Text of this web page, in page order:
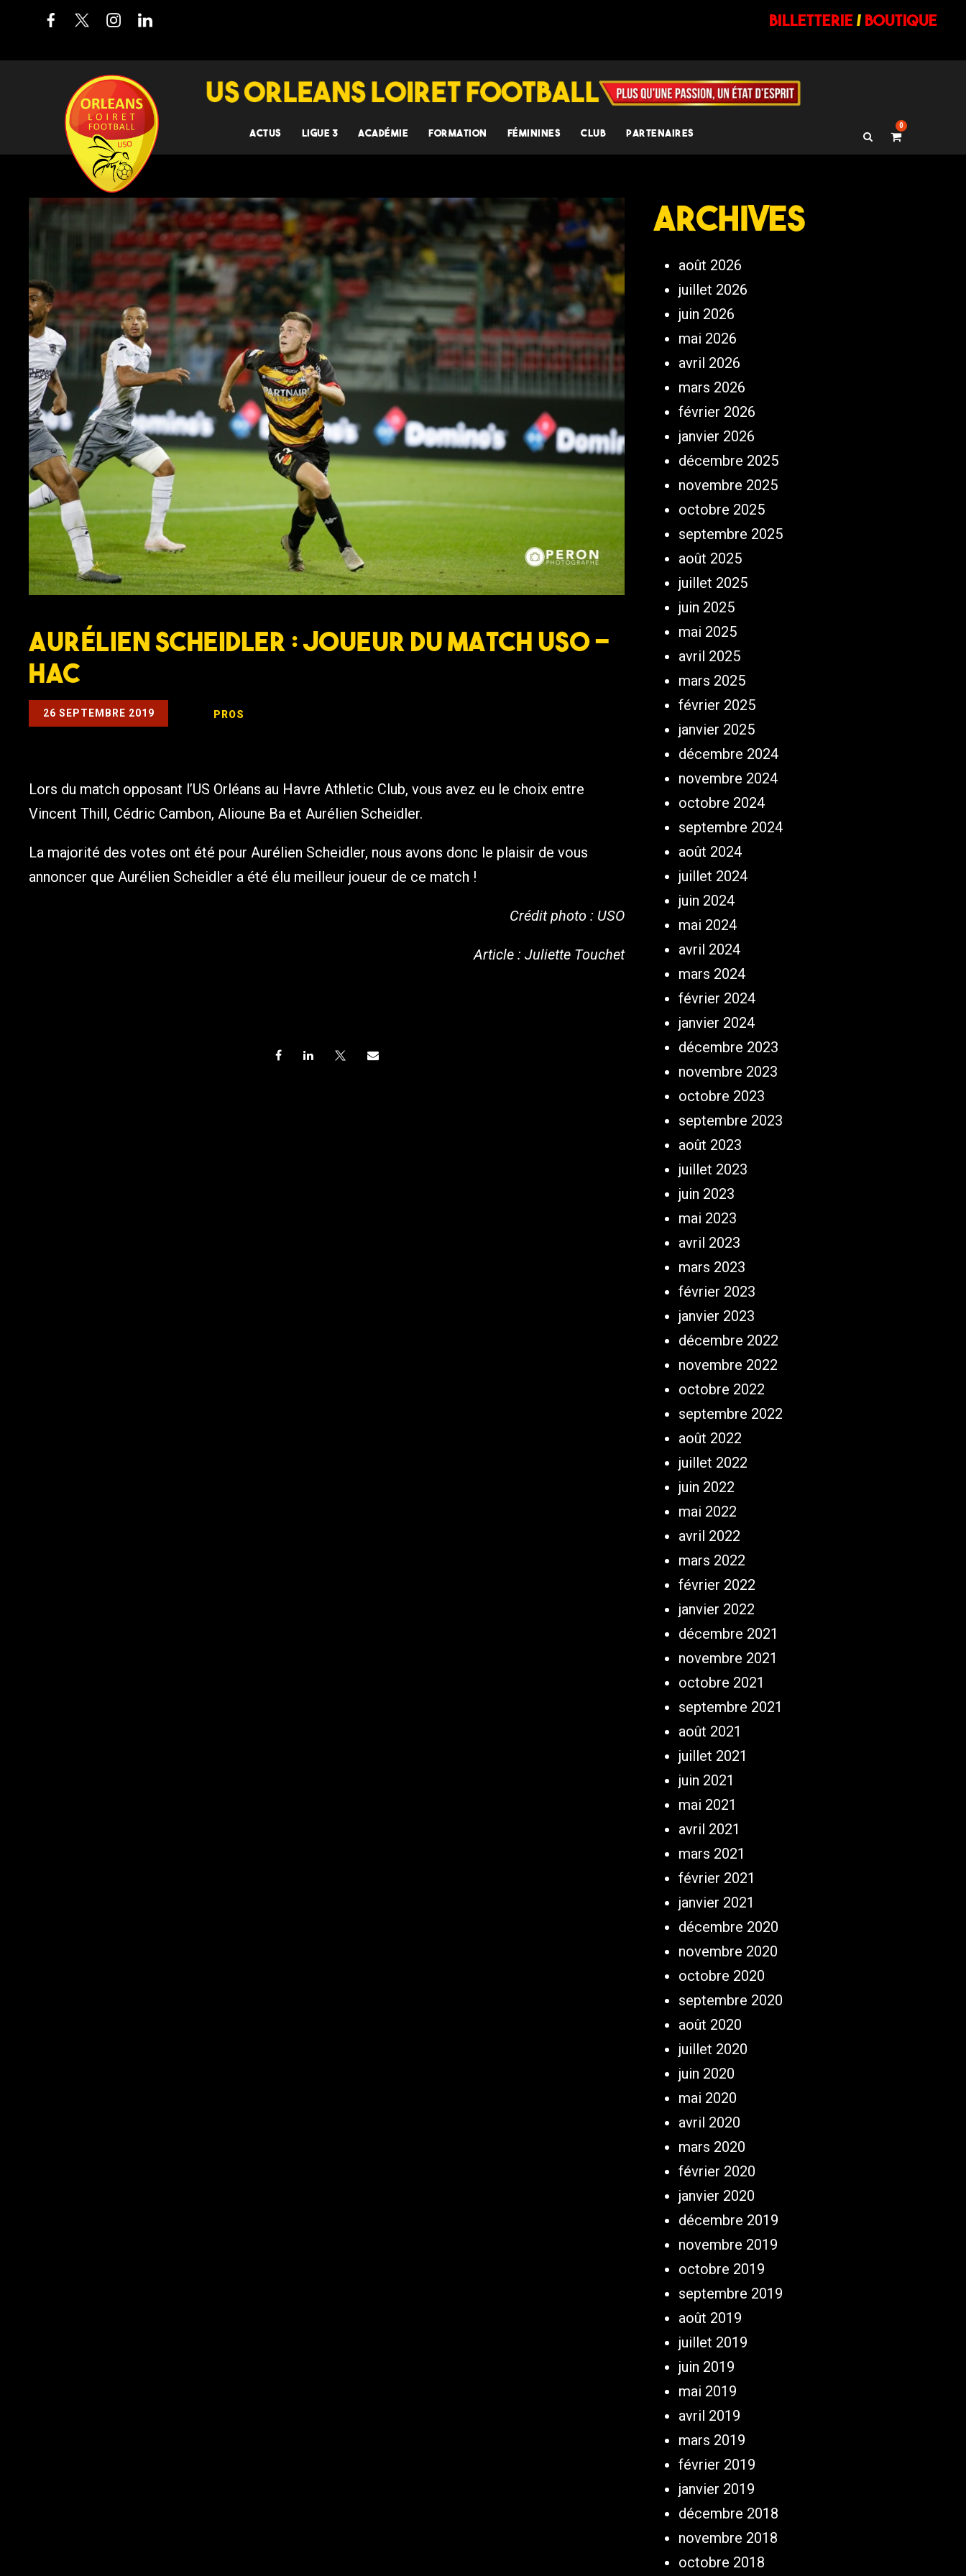
billetterie/ BOUTIQUE
ACTUS LIGUE 3 ACADÉMIE FORMATION FÉMININES CLUB PARTENAIRES
0
Aurélien Scheidler : Joueur du match USO –
HAC
26 SEPTEMBRE 2019 PROS
Lors du match opposant l’US Orléans au Havre Athletic Club, vous avez eu le choix entre
Vincent Thill, Cédric Cambon, Alioune Ba et Aurélien Scheidler.
La majorité des votes ont été pour Aurélien Scheidler, nous avons donc le plaisir de vous
annoncer que Aurélien Scheidler a été élu meilleur joueur de ce match !
Crédit photo : USO
Article : Juliette Touchet
Archives
août 2026
juillet 2026
juin 2026
mai 2026
avril 2026
mars 2026
février 2026
janvier 2026
décembre 2025
novembre 2025
octobre 2025
septembre 2025
août 2025
juillet 2025
juin 2025
mai 2025
avril 2025
mars 2025
février 2025
janvier 2025
décembre 2024
novembre 2024
octobre 2024
septembre 2024
août 2024
juillet 2024
juin 2024
mai 2024
avril 2024
mars 2024
février 2024
janvier 2024
décembre 2023
novembre 2023
octobre 2023
septembre 2023
août 2023
juillet 2023
juin 2023
mai 2023
avril 2023
mars 2023
février 2023
janvier 2023
décembre 2022
novembre 2022
octobre 2022
septembre 2022
août 2022
juillet 2022
juin 2022
mai 2022
avril 2022
mars 2022
février 2022
janvier 2022
décembre 2021
novembre 2021
octobre 2021
septembre 2021
août 2021
juillet 2021
juin 2021
mai 2021
avril 2021
mars 2021
février 2021
janvier 2021
décembre 2020
novembre 2020
octobre 2020
septembre 2020
août 2020
juillet 2020
juin 2020
mai 2020
avril 2020
mars 2020
février 2020
janvier 2020
décembre 2019
novembre 2019
octobre 2019
septembre 2019
août 2019
juillet 2019
juin 2019
mai 2019
avril 2019
mars 2019
février 2019
janvier 2019
décembre 2018
novembre 2018
octobre 2018